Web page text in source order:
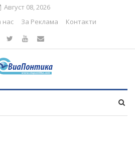
Август 08, 2026
нас За Реклама Контакти